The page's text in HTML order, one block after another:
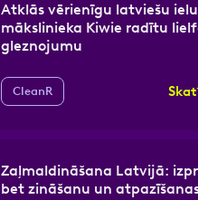
Atklās vērienīgu latviešu ielu
mākslinieka Kiwie radītu
gleznojumu
CleanR
Zaļmaldināšana Latvijā:
bet zināšanu un